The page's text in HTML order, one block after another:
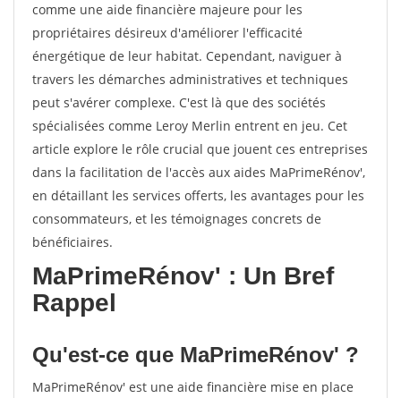
comme une aide financière majeure pour les
propriétaires désireux d'améliorer l'efficacité
énergétique de leur habitat. Cependant, naviguer à
travers les démarches administratives et techniques
peut s'avérer complexe. C'est là que des sociétés
spécialisées comme Leroy Merlin entrent en jeu. Cet
article explore le rôle crucial que jouent ces entreprises
dans la facilitation de l'accès aux aides MaPrimeRénov',
en détaillant les services offerts, les avantages pour les
consommateurs, et les témoignages concrets de
bénéficiaires.
MaPrimeRénov' : Un Bref
Rappel
Qu'est-ce que MaPrimeRénov' ?
MaPrimeRénov' est une aide financière mise en place